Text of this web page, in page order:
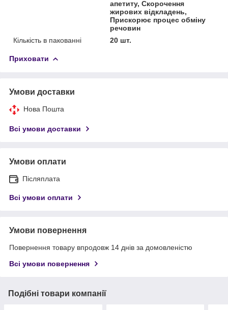
апетиту, Скорочення
жирових відкладень,
Прискорює процес обміну
речовин
Кількість в пакованні
20 шт.
Приховати
Умови доставки
Нова Пошта
Всі умови доставки
Умови оплати
Післяплата
Всі умови оплати
Умови повернення
Повернення товару впродовж 14 днів за домовленістю
Всі умови повернення
Подібні товари компанії